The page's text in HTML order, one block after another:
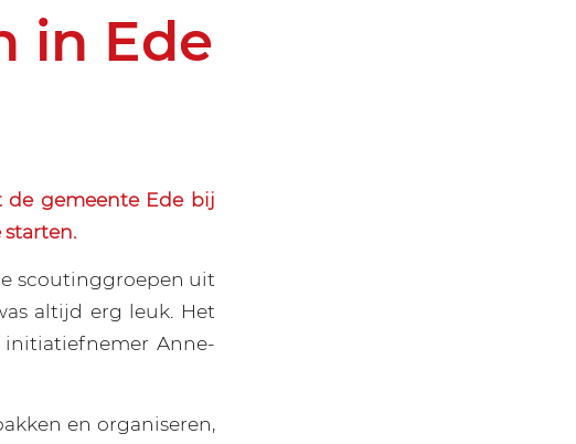
in Ede
de gemeente Ede bij
scoutinggroepen uit
altijd erg leuk. Het
initiatiefnemer Anne-
en organiseren,